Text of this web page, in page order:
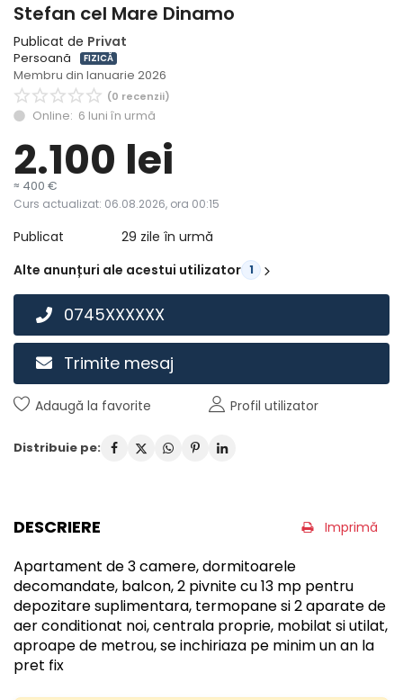
Stefan cel Mare Dinamo
Publicat de Privat
Persoană FIZICĂ
Membru din Ianuarie 2026
(0 recenzii)
Online: 6 luni în urmă
2.100 lei
≈ 400 €
Curs actualizat: 06.08.2026, ora 00:15
Publicat
29 zile în urmă
Alte anunțuri ale acestui utilizator 1
0745XXXXXX
Trimite mesaj
Adaugă la favorite Profil utilizator
Distribuie pe:
DESCRIERE Imprimă
Apartament de 3 camere, dormitoarele
decomandate, balcon, 2 pivnite cu 13 mp pentru
depozitare suplimentara, termopane si 2 aparate de
aer conditionat noi, centrala proprie, mobilat si utilat,
aproape de metrou, se inchiriaza pe minim un an la
pret fix